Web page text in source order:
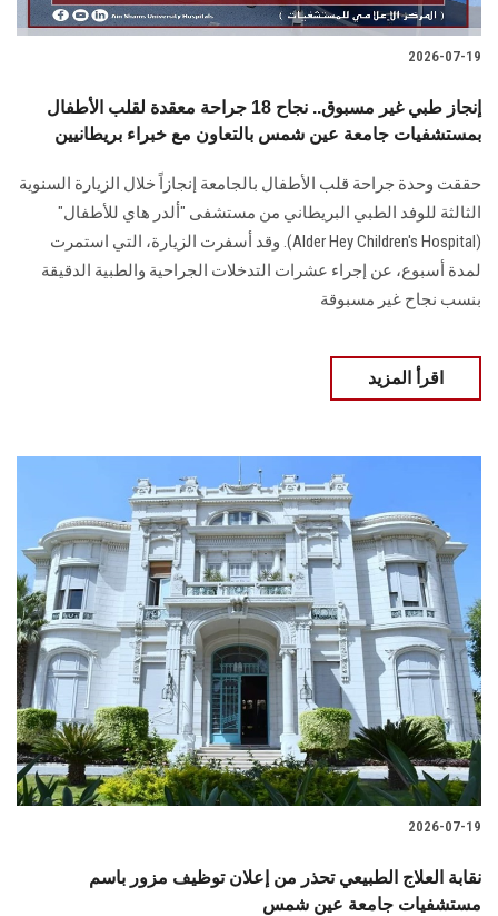
2026-07-19
إنجاز طبي غير مسبوق.. نجاح 18 جراحة معقدة لقلب الأطفال
بمستشفيات جامعة عين شمس بالتعاون مع خبراء بريطانيين
حققت وحدة جراحة قلب الأطفال بالجامعة إنجازاً خلال الزيارة السنوية
الثالثة للوفد الطبي البريطاني من مستشفى "ألدر هاي للأطفال"
(Alder Hey Children's Hospital). وقد أسفرت الزيارة، التي استمرت
لمدة أسبوع، عن إجراء عشرات التدخلات الجراحية والطبية الدقيقة
بنسب نجاح غير مسبوقة
اقرأ المزيد
2026-07-19
نقابة العلاج الطبيعي تحذر من إعلان توظيف مزور باسم
مستشفيات جامعة عين شمس